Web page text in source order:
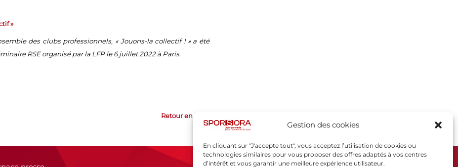
Gestion des cookies
En cliquant sur "J'accepte tout", vous acceptez l’utilisation de cookies ou
technologies similaires pour vous proposer des offres adaptés à vos centres
d’intérêt et vous garantir une meilleure expérience utilisateur.
»
des clubs professionnels, « Jouons-la collectif ! » a été
RSE organisé par la LFP le 6 juillet 2022 à Paris.
Retour en haut